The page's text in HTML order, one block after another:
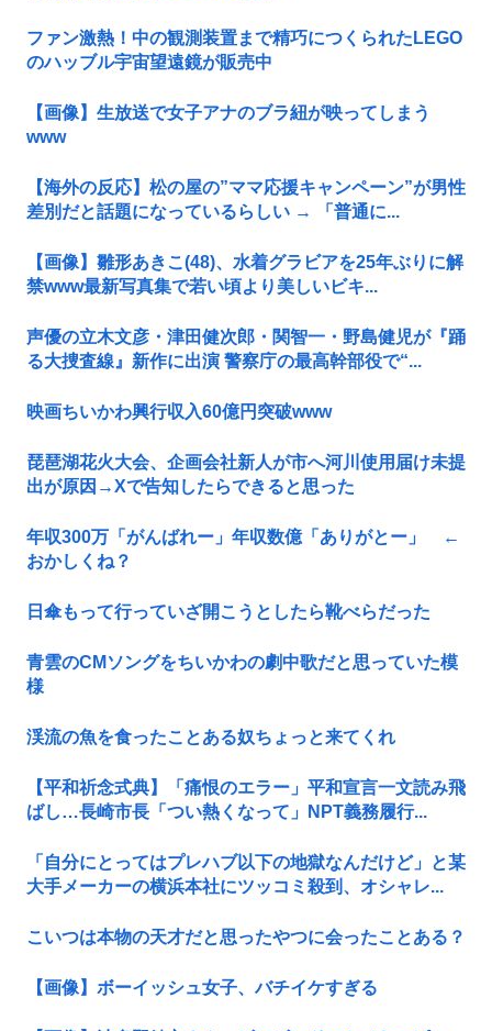
ファン激熱！中の観測装置まで精巧につくられたLEGO
のハッブル宇宙望遠鏡が販売中
【画像】生放送で女子アナのブラ紐が映ってしまう
www
【海外の反応】松の屋の”ママ応援キャンペーン”が男性
差別だと話題になっているらしい → 「普通に...
【画像】雛形あきこ(48)、水着グラビアを25年ぶりに解
禁www最新写真集で若い頃より美しいビキ...
声優の立木文彦・津田健次郎・関智一・野島健児が『踊
る大捜査線』新作に出演 警察庁の最高幹部役で“...
映画ちいかわ興行収入60億円突破www
琵琶湖花火大会、企画会社新人が市へ河川使用届け未提
出が原因→Xで告知したらできると思った
年収300万「がんばれー」年収数億「ありがとー」 ←
おかしくね？
日傘もって行っていざ開こうとしたら靴べらだった
青雲のCMソングをちいかわの劇中歌だと思っていた模
様
渓流の魚を食ったことある奴ちょっと来てくれ
【平和祈念式典】「痛恨のエラー」平和宣言一文読み飛
ばし…長崎市長「つい熱くなって」NPT義務履行...
「自分にとってはプレハブ以下の地獄なんだけど」と某
大手メーカーの横浜本社にツッコミ殺到、オシャレ...
こいつは本物の天才だと思ったやつに会ったことある？
【画像】ボーイッシュ女子、バチイケすぎる